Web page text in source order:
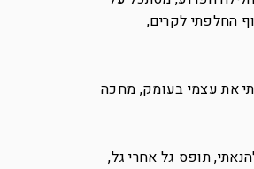
החלפתי לקרים,
את עצמי בעומק, מחכה
תופס גל אחרי גל,